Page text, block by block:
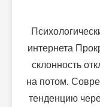
интернета
склонность
на потом.
тенденцию